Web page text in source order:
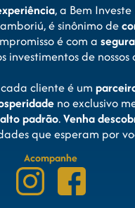
Belo é conhecida
de vida,
como para
, a Bem
é sinônimo de
é com a
investimentos de nossos
cliente é um
no exclusivo
padrão.Venha
que esperam por
Acompanhe